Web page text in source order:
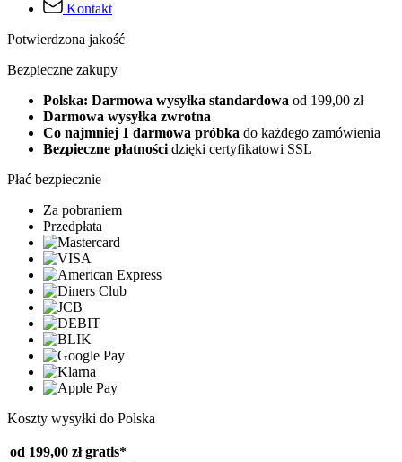
Kontakt
Potwierdzona jakość
Bezpieczne zakupy
Polska: Darmowa wysyłka standardowa od 199,00 zł
Darmowa wysyłka zwrotna
Co najmniej 1 darmowa próbka do każdego zamówienia
Bezpieczne płatności dzięki certyfikatowi SSL
Płać bezpiecznie
Za pobraniem
Przedpłata
Koszty wysyłki do Polska
od 199,00 zł gratis*